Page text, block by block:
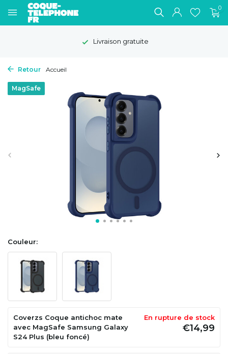
0
Livraison gratuite
Retour Accueil
MagSafe
Couleur:
Coverzs Coque antichoc mate
avec MagSafe Samsung Galaxy
S24 Plus (bleu foncé)
En rupture de stock
€14,99